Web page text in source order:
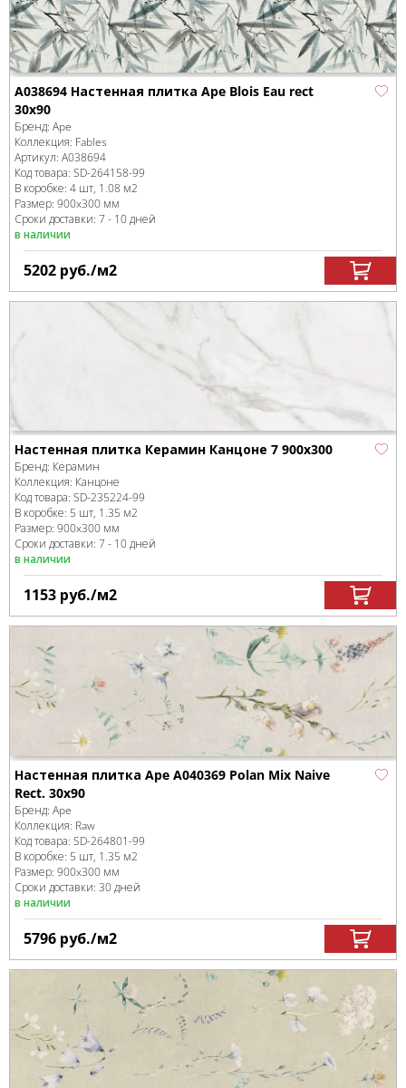
A038694 Настенная плитка Ape Blois Eau rect
30x90
Бренд: Ape
Коллекция: Fables
Артикул: A038694
Код товара: SD-264158-99
В коробке: 4 шт, 1.08 м2
Размер: 900x300 мм
Сроки доставки: 7 - 10 дней
в наличии
5202 руб./м2
Настенная плитка Керамин Канцоне 7 900x300
Бренд: Керамин
Коллекция: Канцоне
Код товара: SD-235224-99
В коробке: 5 шт, 1.35 м2
Размер: 900x300 мм
Сроки доставки: 7 - 10 дней
в наличии
1153 руб./м2
Настенная плитка Ape A040369 Polan Mix Naive
Rect. 30x90
Бренд: Ape
Коллекция: Raw
Код товара: SD-264801-99
В коробке: 5 шт, 1.35 м2
Размер: 900x300 мм
Сроки доставки: 30 дней
в наличии
5796 руб./м2